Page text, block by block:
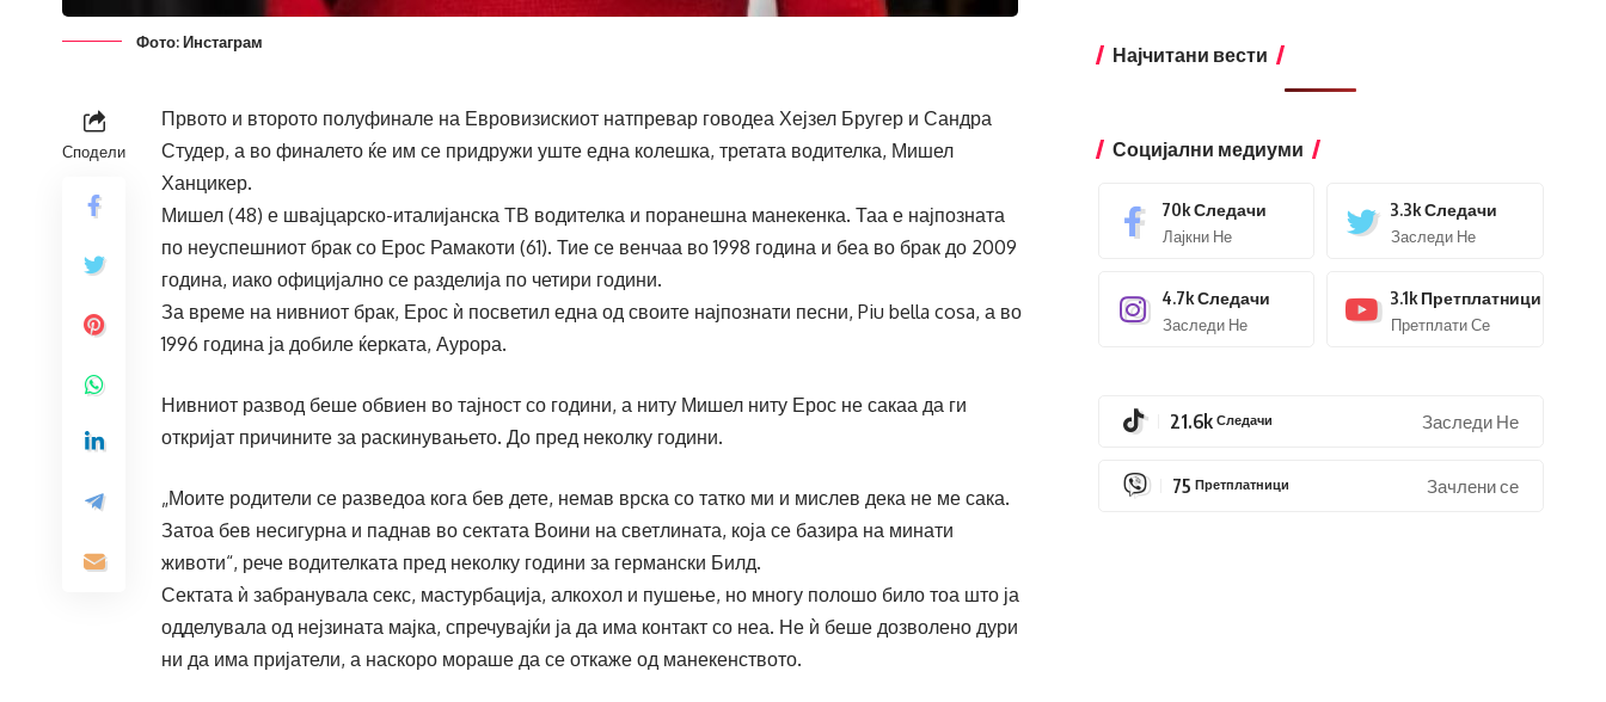
Фото: Инстаграм
Сподели
Првото и второто полуфинале на Евровизискиот натпревар говодеа Хејзел Бругер и Сандра
Студер, а во финалето ќе им се придружи уште една колешка, третата водителка, Мишел
Ханцикер.
Мишел (48) е швајцарско-италијанска ТВ водителка и поранешна манекенка. Таа е најпозната
по неуспешниот брак со Ерос Рамакоти (61). Тие се венчаа во 1998 година и беа во брак до 2009
година, иако официјално се разделија по четири години.
За време на нивниот брак, Ерос ѝ посветил една од своите најпознати песни, Piu bella cosa, а во
1996 година ја добиле ќерката, Аурора.
Нивниот развод беше обвиен во тајност со години, а ниту Мишел ниту Ерос не сакаа да ги
откријат причините за раскинувањето. До пред неколку години.
„Моите родители се разведоа кога бев дете, немав врска со татко ми и мислев дека не ме сака.
Затоа бев несигурна и паднав во сектата Воини на светлината, која се базира на минати
животи“, рече водителката пред неколку години за германски Билд.
Сектата ѝ забранувала секс, мастурбација, алкохол и пушење, но многу полошо било тоа што ја
одделувала од нејзината мајка, спречувајќи ја да има контакт со неа. Не ѝ беше дозволено дури
ни да има пријатели, а наскоро мораше да се откаже од манекенството.
Најчитани вести
Социјални медиуми
70kСледачи
Лајкни Не
3.3kСледачи
Заследи Не
4.7kСледачи
Заследи Не
3.1k Претплатници
Претплати Се
21.6k Следачи Заследи Не
75 Претплатници Зачлени се